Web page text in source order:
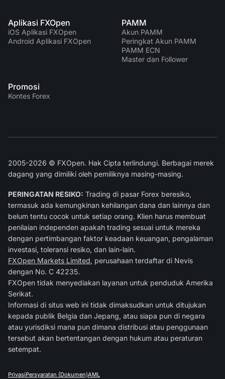
Aplikasi FXOpen
iOS Aplikasi FXOpen
Android Aplikasi FXOpen
PAMM
Akun PAMM
Peringkat Akun PAMM
PAMM ECN
Master dan Follower
Promosi
Kontes Forex
2005-2026 © FXOpen. Hak Cipta terlindungi. Berbagai merek
dagang yang dimiliki oleh pemiliknya masing-masing.
PERINGATAN RESIKO: Trading di pasar Forex beresiko,
termasuk ada kemungkinan kehilangan dana dan lainnya dan
belum tentu cocok untuk setiap orang. Klien harus membuat
penilaian independen apakah trading sesuai untuk mereka
dengan pertimbangan faktor keadaan keuangan, pengalaman
investasi, toleransi resiko, dan lain-lain.
FXOpen Markets Limited, perusahaan terdaftar di Nevis
dengan No. C 42235.
FXOpen tidak menyediakan layanan untuk penduduk Amerika
Serikat.
Informasi di situs web ini tidak dimaksudkan untuk ditujukan
kepada publik Belgia dan Jepang, atau siapa pun di negara
atau yurisdiksi mana pun dimana distribusi atau penggunaan
tersebut akan bertentangan dengan hukum atau peraturan
setempat.
PrivasiPersyaratan (Dokumen)AML